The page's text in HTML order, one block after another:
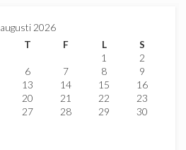
augusti 2026
T F L
S
1
2
6 7 8
9
13 14 15
16
20 21 22
23
27 28 29
30